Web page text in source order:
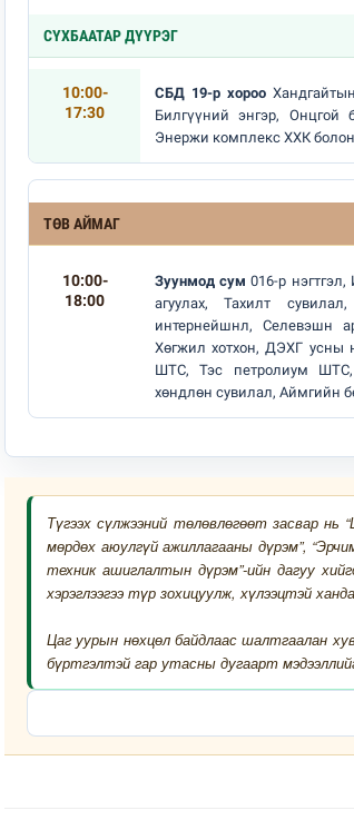
Эртний ойг хамгаалахын тулд Канадын
СҮХБААТАР ДҮҮРЭГ
10:00-
17:30
СБД 19-р хорооХандгайтын
Билгүүний энгэр,
Энержи комплекс ХХК
ТӨВ АЙМАГ
10:00-
18:00
Зуунмод сум 016-р
агуулах, Тахилт
интернейшнл, Селевэшн
Хөгжил хотхон, ДЭХГ
ШТС, Тэс петролиум ШТС,
хөндлөн сувилал, Аймгийн
Түгээх сүлжээний төлөвлөгөөт засвар
мөрдөх аюулгүй ажиллагааны дүрэм”,
техник ашиглалтын дүрэм”-ийн дагуу
хэрэглээгээ түр зохицуулж, хүлээцтэй
Цаг уурын нөхцөл байдлаас шалтгаалан
бүртгэлтэй гар утасны дугаарт